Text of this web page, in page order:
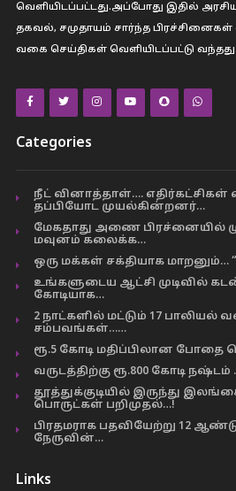
வெளியிடப்பட்டது.அப்போது இதில்
தகவல், சமுதாயம் சார்ந்த பிரச்சினைகள்
வகை செய்திகள் வெளியிடப்பட்டு வந்தது.
Categories
நீட் வினாத்தாள்…. எதிர்கட்சிகள்
தப்பியோட முயல்கின்றனர்…
மேகதாது அணை பிரச்னையில்
மவுனம் கலைக்க…
ஒரு மக்கள் சக்தியாக மாறனும்…
உங்களுடைய ஆட்சி முடிவில்
கோடியாக…
2 நாட்களில் மட்டும் 17
சம்பவங்கள்……
ரூ.5 கோடி மதிப்பிலான போதை
வருடத்திற்கு ரூ.800 கோடி
தூத்துக்குடியில் இருந்து
பொருட்கள் பறிமுதல்…!
பிரதமராக பதவியேற்று 12
நேருவின்…
Links